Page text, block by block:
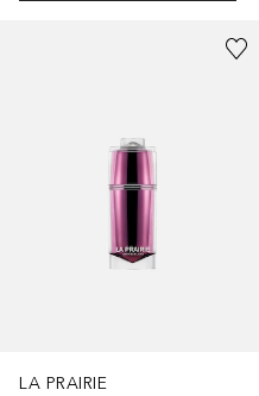
LA PRAIRIE